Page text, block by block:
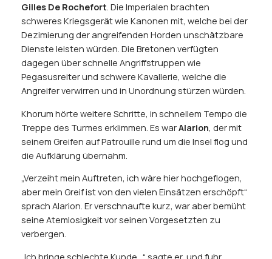
Gilles De Rochefort. Die Imperialen brachten
schweres Kriegsgerät wie Kanonen mit, welche bei der
Dezimierung der angreifenden Horden unschätzbare
Dienste leisten würden. Die Bretonen verfügten
dagegen über schnelle Angriffstruppen wie
Pegasusreiter und schwere Kavallerie, welche die
Angreifer verwirren und in Unordnung stürzen würden.
Khorum hörte weitere Schritte, in schnellem Tempo die
Treppe des Turmes erklimmen. Es warAlarion, der mit
seinem Greifen auf Patrouille rund um die Insel flog und
die Aufklärung übernahm.
„Verzeiht mein Auftreten, ich wäre hier hochgeflogen,
aber mein Greif ist von den vielen Einsätzen erschöpft“
sprach Alarion. Er verschnaufte kurz, war aber bemüht
seine Atemlosigkeit vor seinen Vorgesetzten zu
verbergen.